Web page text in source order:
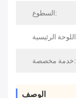
السطوع:
خدمة مخصصة:
الوصف